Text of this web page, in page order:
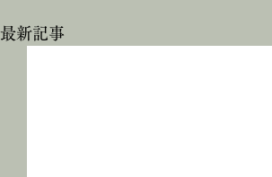
最新記事